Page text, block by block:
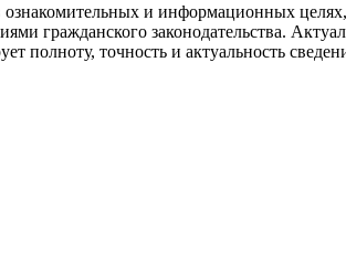
и информационных
гражданского законодательства.
полноту, точность и актуальность